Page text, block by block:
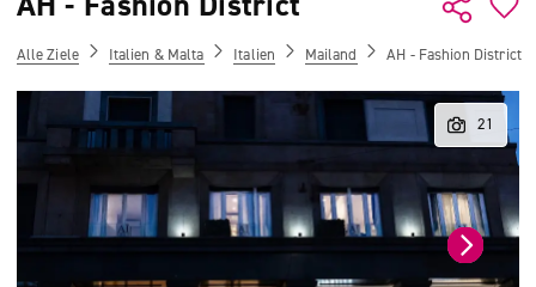
Alle Ziele Italien & Malta Italien Mailand AH - Fashion District